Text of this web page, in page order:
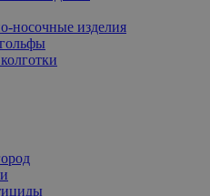
носочные изделия